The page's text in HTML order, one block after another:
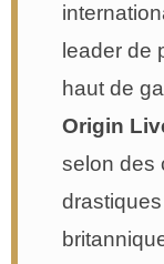
leader de
haut de
Origin
selon des